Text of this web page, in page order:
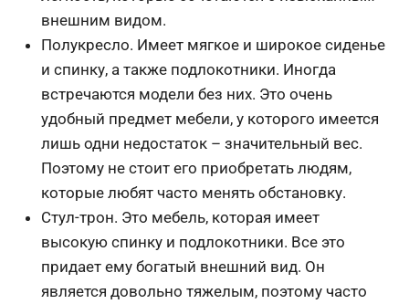
внешним видом.
Полукресло. Имеет мягкое и широкое сиденье
и спинку, а также подлокотники. Иногда
встречаются модели без них. Это очень
удобный предмет мебели, у которого имеется
лишь одни недостаток – значительный вес.
Поэтому не стоит его приобретать людям,
которые любят часто менять обстановку.
Стул-трон. Это мебель, которая имеет
высокую спинку и подлокотники. Все это
придает ему богатый внешний вид. Он
является довольно тяжелым, поэтому часто